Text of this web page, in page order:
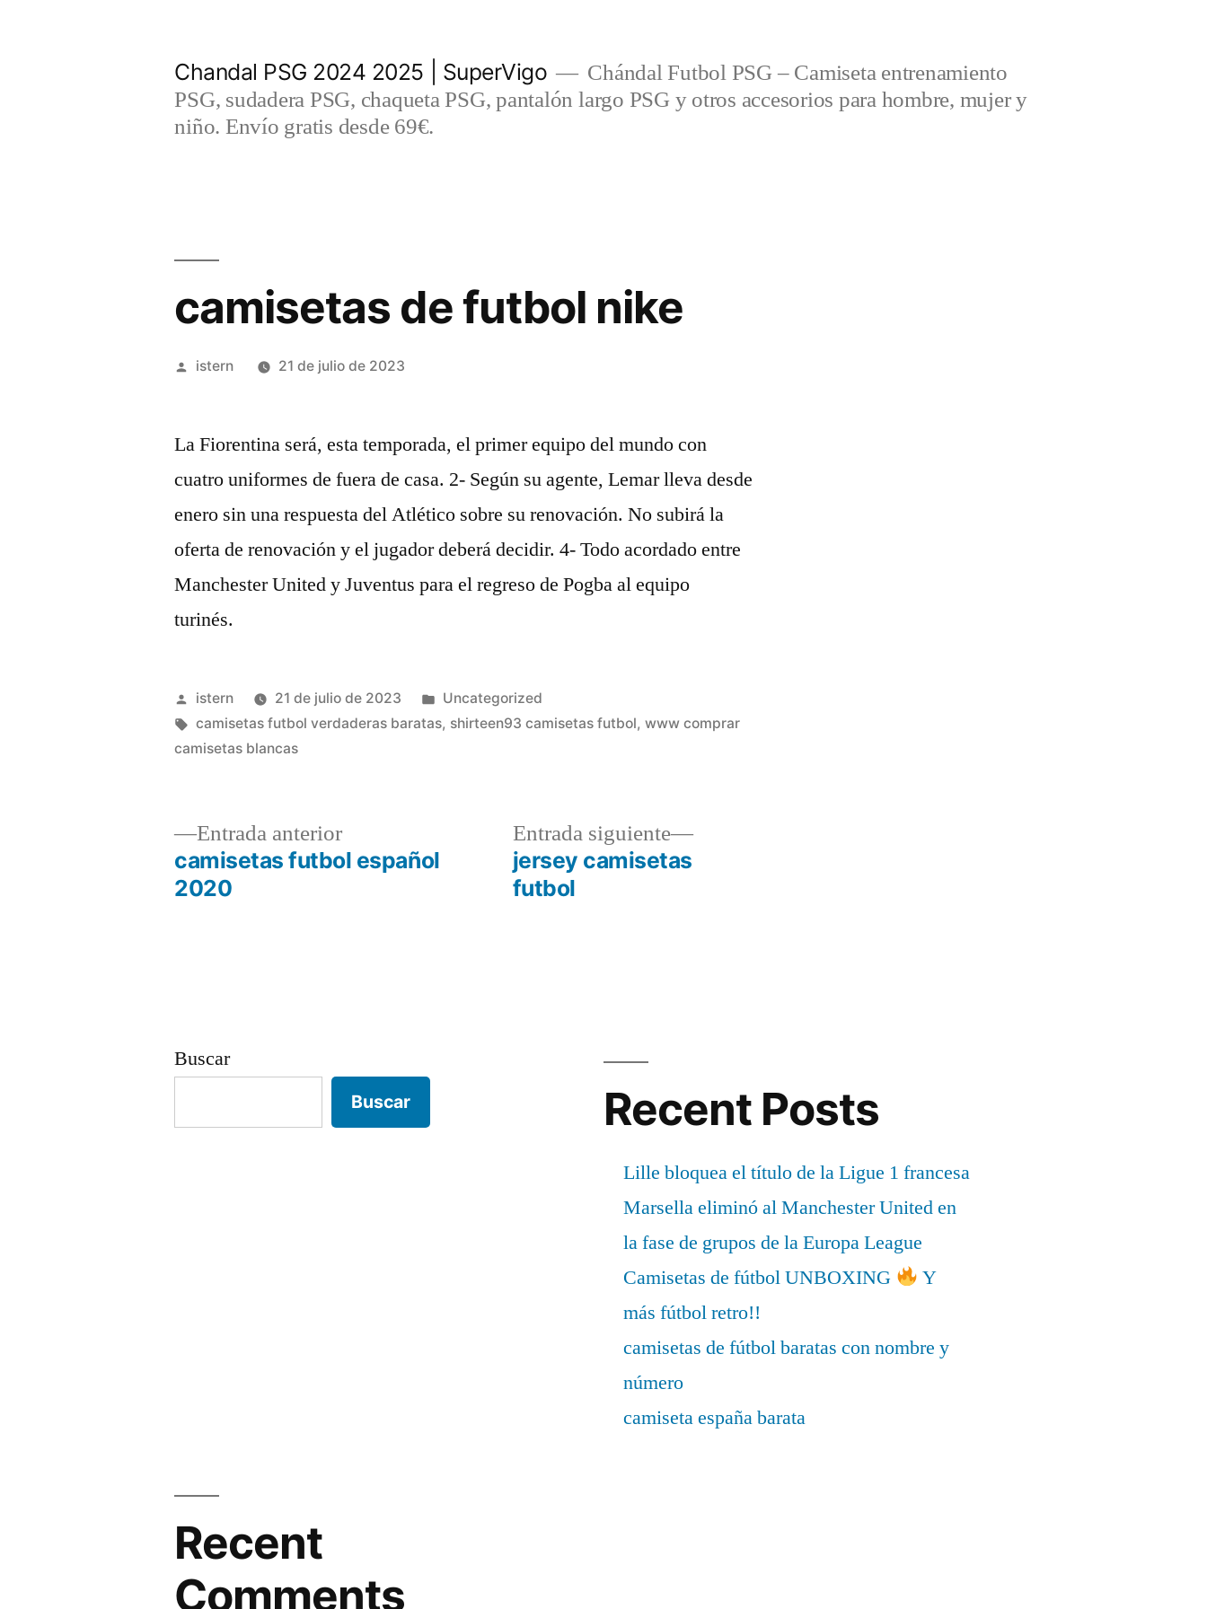
Chandal PSG 2024 2025 | SuperVigo
Chándal Futbol PSG – Camiseta entrenamiento
PSG, sudadera PSG, chaqueta PSG, pantalón largo PSG y otros accesorios para hombre, mujer y
niño. Envío gratis desde 69€.
camisetas de futbol nike
Publicado
istern 21 de julio de 2023
La Fiorentina será, esta temporada, el primer equipo del mundo con
cuatro uniformes de fuera de casa. 2- Según su agente, Lemar lleva desde
enero sin una respuesta del Atlético sobre su renovación. No subirá la
oferta de renovación y el jugador deberá decidir. 4- Todo acordado entre
Manchester United y Juventus para el regreso de Pogba al equipo
turinés.
Publicado
por
istern 21 de julio de 2023
Publicado
en
Uncategorized
Etiquetas:
camisetas futbol verdaderas baratas, shirteen93 camisetas futbol,www comprar
camisetas blancas
Navegación
Entrada anteriorEntrada
anterior:
camisetas futbol español
2020
Entrada siguiente
Entrada
jersey camisetas
futbol
Buscar
Buscar Recent Posts
Lille bloquea el título de la Ligue 1 francesa
Marsella eliminó al Manchester United en
la fase de grupos de la Europa League
Camisetas de fútbol UNBOXING
Y
más fútbol retro!!
camisetas de fútbol baratas con nombre y
número
camiseta españa barata
Recent
Comments